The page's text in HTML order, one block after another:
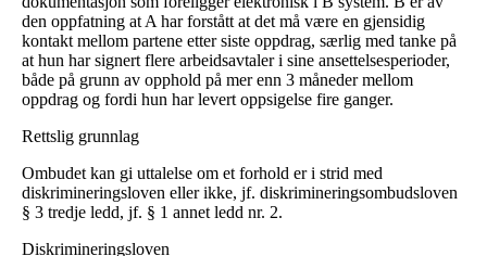
den oppfatning at A har forstått at det må være en gjensidig
kontakt mellom partene etter siste oppdrag, særlig med tanke på
at hun har signert flere arbeidsavtaler i sine ansettelsesperioder,
både på grunn av opphold på mer enn 3 måneder mellom
oppdrag og fordi hun har levert oppsigelse fire ganger.
Rettslig grunnlag
Ombudet kan gi uttalelse om et forhold er i strid med
diskrimineringsloven eller ikke, jf. diskrimineringsombudsloven
§ 3 tredje ledd, jf. § 1 annet ledd nr. 2.
Diskrimineringsloven